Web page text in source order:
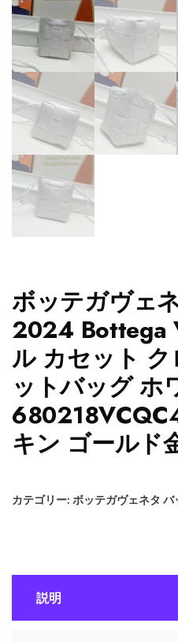
ボッテガヴェ
2024 Bottega
ル カセット
ットバッグ ホ
キン ゴールド
カテゴリー: ボッテガヴェネタ バ
説明